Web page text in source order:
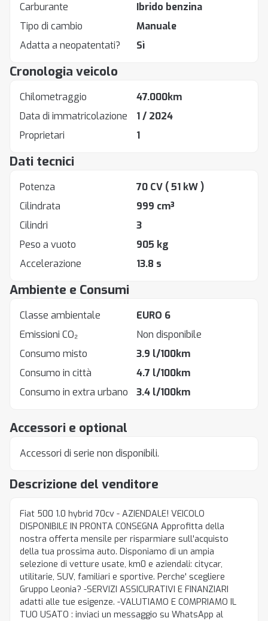
Descrizione del venditore
Fiat 500 1.0 hybrid 70cv - AZIENDALE! VEICOLO
DISPONIBILE IN PRONTA CONSEGNA Approfitta della
nostra offerta mensile per risparmiare sull'acquisto
della tua prossima auto. Disponiamo di un ampia
selezione di vetture usate, km0 e aziendali: citycar,
utilitarie, SUV, familiari e sportive. Perche' scegliere
Gruppo Leonia? -SERVIZI ASSICURATIVI E FINANZIARI
adatti alle tue esigenze. -VALUTIAMO E COMPRIAMO IL
TUO USATO : inviaci un messaggio su WhatsApp al
Accessori e optional
Accessori di serie non disponibili.
Carburante
Ibrido benzina
Tipo di cambio
Manuale
Adatta a neopatentati?
Sì
Cronologia veicolo
Chilometraggio
47.000km
Data di immatricolazione
1 / 2024
Proprietari
1
Dati tecnici
Potenza 70 CV ( 51 kW )
Cilindrata
999 cm³
Cilindri
3
Peso a vuoto
905 kg
Accelerazione
13.8 s
Ambiente e Consumi
Classe ambientale
EURO 6
Emissioni CO₂
Non disponibile
Consumo misto
3.9 l/100km
Consumo in città
4.7 l/100km
Consumo in extra urbano
3.4 l/100km